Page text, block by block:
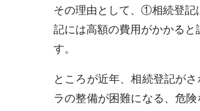
その理由として、①相続登記
記には高額の費用がかかる
す。
ところが近年、相続登記が
ラの整備が困難になる、危